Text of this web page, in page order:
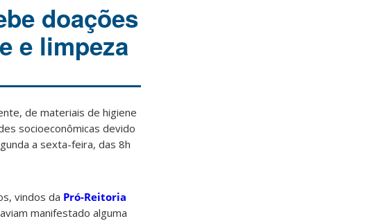
doações
e limpeza
de materiais de higiene
socioeconômicas devido
a sexta-feira, das 8h
vindos da Pró-Reitoria
manifestado alguma